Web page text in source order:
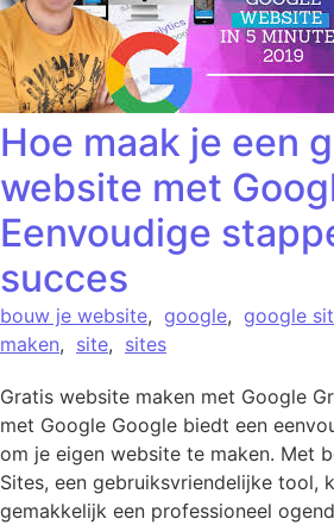
Hoe maak je een
website met
Eenvoudige
succes
bouw je website, google, google
maken, site, sites
Gratis website maken met Google
met Google Google biedt een
om je eigen website te maken. Met
Sites, een gebruiksvriendelijke tool,
gemakkelijk een professioneel